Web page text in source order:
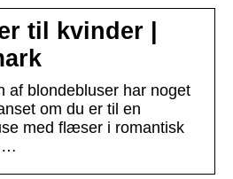
til kvinder |
af blondebluser har noget
om du er til en
med flæser i romantisk
…